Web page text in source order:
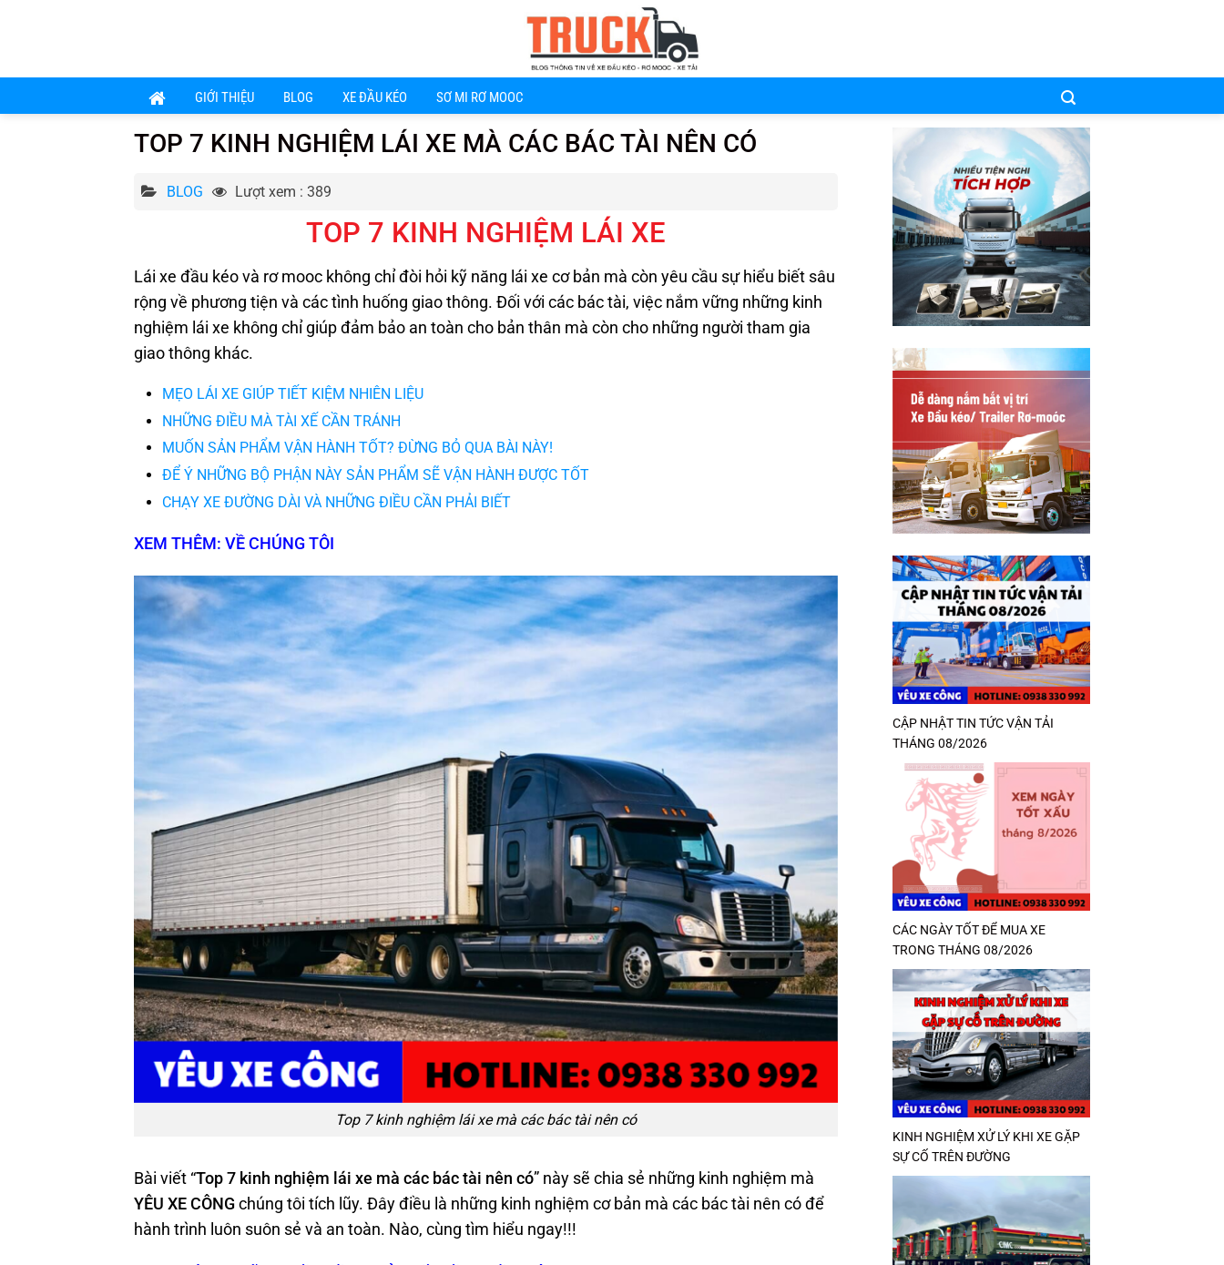
dung
GIỚI THIỆU BLOG XE ĐẦU KÉO SƠ MI RƠ MOOC
TOP 7 KINH NGHIỆM LÁI XE MÀ CÁC BÁC TÀI NÊN CÓ
BLOG Lượt xem : 389
TOP 7 KINH NGHIỆM LÁI XE
Lái xe đầu kéo và rơ mooc không chỉ đòi hỏi kỹ năng lái xe cơ bản mà còn yêu cầu sự hiểu biết sâu
rộng về phương tiện và các tình huống giao thông. Đối với các bác tài, việc nắm vững những kinh
nghiệm lái xe không chỉ giúp đảm bảo an toàn cho bản thân mà còn cho những người tham gia
giao thông khác.
MẸO LÁI XE GIÚP TIẾT KIỆM NHIÊN LIỆU
NHỮNG ĐIỀU MÀ TÀI XẾ CẦN TRÁNH
MUỐN SẢN PHẨM VẬN HÀNH TỐT? ĐỪNG BỎ QUA BÀI NÀY!
ĐỂ Ý NHỮNG BỘ PHẬN NÀY SẢN PHẨM SẼ VẬN HÀNH ĐƯỢC TỐT
CHẠY XE ĐƯỜNG DÀI VÀ NHỮNG ĐIỀU CẦN PHẢI BIẾT
XEM THÊM: VỀ CHÚNG TÔI
Top 7 kinh nghiệm lái xe mà các bác tài nên có
Bài viết “Top 7 kinh nghiệm lái xe mà các bác tài nên có” này sẽ chia sẻ những kinh nghiệm mà
YÊU XE CÔNG chúng tôi tích lũy. Đây điều là những kinh nghiệm cơ bản mà các bác tài nên có để
hành trình luôn suôn sẻ và an toàn. Nào, cùng tìm hiểu ngay!!!
CẬP NHẬT TIN TỨC VẬN TẢI
THÁNG 08/2026
CÁC NGÀY TỐT ĐỂ MUA XE
TRONG THÁNG 08/2026
KINH NGHIỆM XỬ LÝ KHI XE GẶP
SỰ CỐ TRÊN ĐƯỜNG